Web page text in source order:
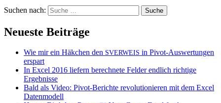
Suchen nach:
Neueste Beiträge
Wie mir ein Häkchen den SVERWEIS in Pivot-Auswertungen
erspart
In Excel 2016 liefern berechnete Felder endlich richtige
Ergebnisse
Bald als Video: Pivot-Berichte revolutionieren mit dem Excel
Datenmodell